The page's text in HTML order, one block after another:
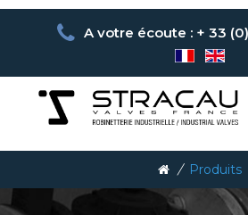
A votre écoute : + 33
/ Produits